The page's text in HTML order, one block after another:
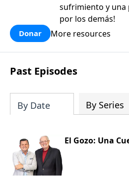
sufrimiento y
por los demás!
Donar More resources
Past Episodes
By Date By Series
El Gozo: Una